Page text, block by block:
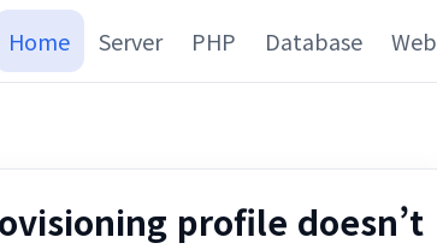
Home Server PHP Database Web
profile doesn’t